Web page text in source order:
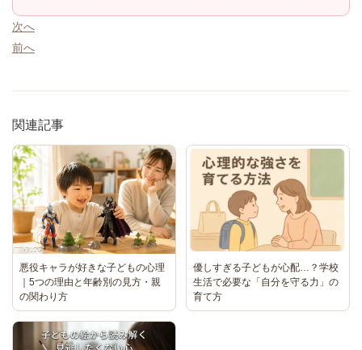
次へ
前へ
関連記事
悪役キャラが好きな子どもの心理
｜5つの理由と年齢別の見方・親
の関わり方
優しすぎる子どもが心配…？学校
生活で必要な「自分を守る力」の
育て方